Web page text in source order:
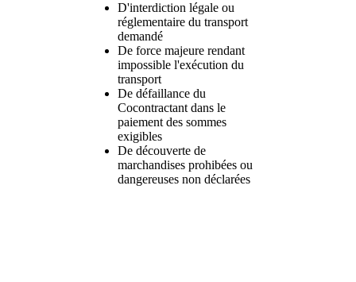
D'interdiction légale ou
réglementaire du transport
demandé
De force majeure rendant
impossible l'exécution du
transport
De défaillance du
Cocontractant dans le
paiement des sommes
exigibles
De découverte de
marchandises prohibées ou
dangereuses non déclarées